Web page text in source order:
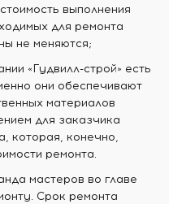
выполнения
для ремонта
не меняются;
«Гудвилл-строй» есть
они обеспечивают
материалов
для заказчика
которая, конечно,
ремонта.
мастеров во главе
Срок ремонта